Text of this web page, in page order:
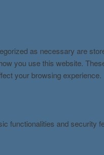
as necessary are
you use this website.
your browsing experience.
functionalities and security